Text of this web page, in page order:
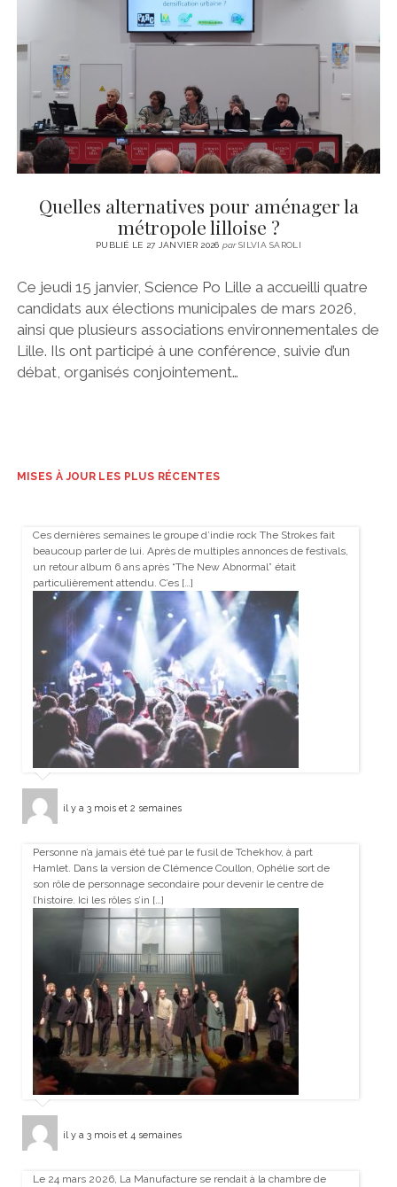
CINÉMA
LITTÉRATURE
ÉCONOMIE
SPORT
SANTÉ
instagram
email
form
Quelles alternatives pour aménager la
métropole lilloise ?
PUBLIÉ LE 27 JANVIER 2026 parSILVIA SAROLI
Ce jeudi 15 janvier, Science Po Lille a accueilli quatre
candidats aux élections municipales de mars 2026,
ainsi que plusieurs associations environnementales de
Lille. Ils ont participé à une conférence, suivie d’un
débat, organisés conjointement…
MISES À JOUR LES PLUS RÉCENTES
Ces dernières semaines le groupe d’indie rock The Strokes fait
beaucoup parler de lui. Après de multiples annonces de festivals,
un retour album 6 ans après “The New Abnormal” était
particulièrement attendu. C’es […]
il y a 3 mois et 2 semaines
Personne n’a jamais été tué par le fusil de Tchekhov, à part
Hamlet. Dans la version de Clémence Coullon, Ophélie sort de
son rôle de personnage secondaire pour devenir le centre de
l’histoire. Ici les rôles s’in […]
il y a 3 mois et 4 semaines
Le 24 mars 2026, La Manufacture se rendait à la chambre de